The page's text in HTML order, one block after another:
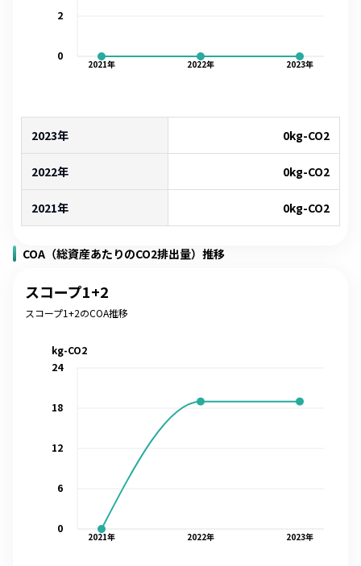
2021年 2022年 2023年
0
2
2023年 0kg-CO2
2022年 0kg-CO2
2021年 0kg-CO2
COA（総資産あたりのCO2排出量）推移
スコープ1+2
スコープ1+2のCOA推移
2021年 2022年 2023年
0
6
12
18
24
kg-CO2